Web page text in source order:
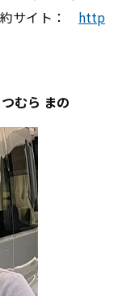
約サイト： http
むら まの